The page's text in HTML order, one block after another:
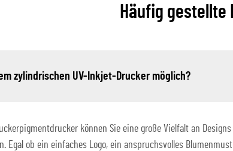
Häufig gestellte
zylindrischen UV-Inkjet-Drucker möglich?
können Sie eine große Vielfalt an
Egal ob ein einfaches Logo, ein anspruchsvolles